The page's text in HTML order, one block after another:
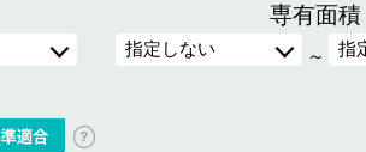
専有面積
～
？